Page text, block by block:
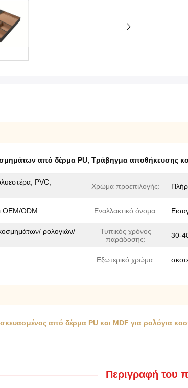
από δέρμα PU, Τράβηγμα αποθήκευσης
PVC,
Χρώμα προεπιλογής:
OEM/ODM Εναλλακτικό όνομα:
ρολογιών/
Τυπικός χρόνος
παράδοσης:
30-
Εξωτερικό χρώμα:
από δέρμα PU και MDF για ρολόγια
Περιγραφή του